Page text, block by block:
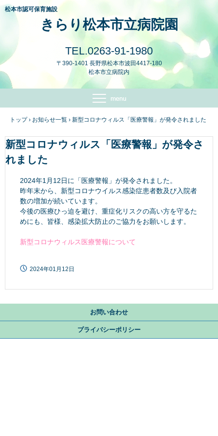
きらり松本市立病院園
松本市認可保育施設
TEL.0263-91-1980
〒390-1401 長野県松本市波田4417-180
松本市立病院内
トップ › お知らせ一覧 › 新型コロナウィルス「医療警報」が発令されました
新型コロナウィルス「医療警報」が発令さ
れました
2024年1月12日に「医療警報」が発令されました。
昨年末から、新型コロナウイルス感染症患者数及び入院者
数の増加が続いています。
今後の医療ひっ迫を避け、重症化リスクの高い方を守るた
めにも、皆様、感染拡大防止のご協力をお願いします。
新型コロナウィルス医療警報について
2024年01月12日
お問い合わせ
プライバシーポリシー